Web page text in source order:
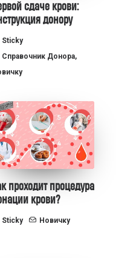
сдаче крови:
донору
Sticky
Справочник Донора,
проходит процедура
крови?
Sticky Новичку